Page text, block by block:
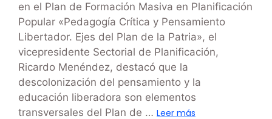
en el Plan de Formación Masiva en Planificación
Popular «Pedagogía Crítica y Pensamiento
Libertador. Ejes del Plan de la Patria», el
vicepresidente Sectorial de Planificación,
Ricardo Menéndez, destacó que la
descolonización del pensamiento y la
educación liberadora son elementos
transversales del Plan de … Leer más